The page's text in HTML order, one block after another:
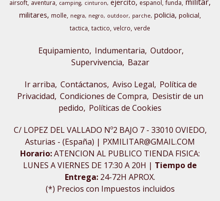
airsoft aventura camping cinturon ejercito espanol funda militar
militares molle negra negro outdoor parche policia policial
tactica tactico velcro verde
Equipamiento Indumentaria Outdoor,
Supervivencia Bazar
Ir arriba Contáctanos Aviso Legal Política de
Privacidad Condiciones de Compra Desistir de un
pedido Políticas de Cookies
C/ LOPEZ DEL VALLADO Nº2 BAJO 7 - 33010 OVIEDO,
Asturias - (España) | PXMILITAR@GMAIL.COM
Horario:ATENCION AL PUBLICO TIENDA FISICA:
LUNES A VIERNES DE 17:30 A 20H | Tiempo de
Entrega: 24-72H APROX.
(*) Precios con Impuestos incluidos